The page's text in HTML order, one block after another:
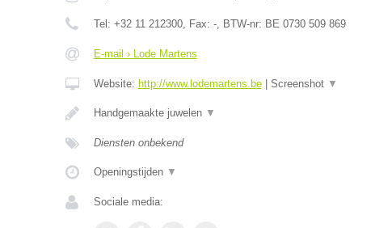
Tel: +32 11 212300, Fax: -, BTW-nr: BE 0730 509 869
E-mail › Lode Martens
Website: http://www.lodemartens.be| Screenshot ▼
Handgemaakte juwelen ▼
Diensten onbekend
Openingstijden ▼
Sociale media: